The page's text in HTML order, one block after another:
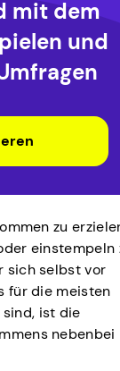
mit dem
und
zu
einstempeln
sich selbst vor
für die meisten
ist die
nebenbei